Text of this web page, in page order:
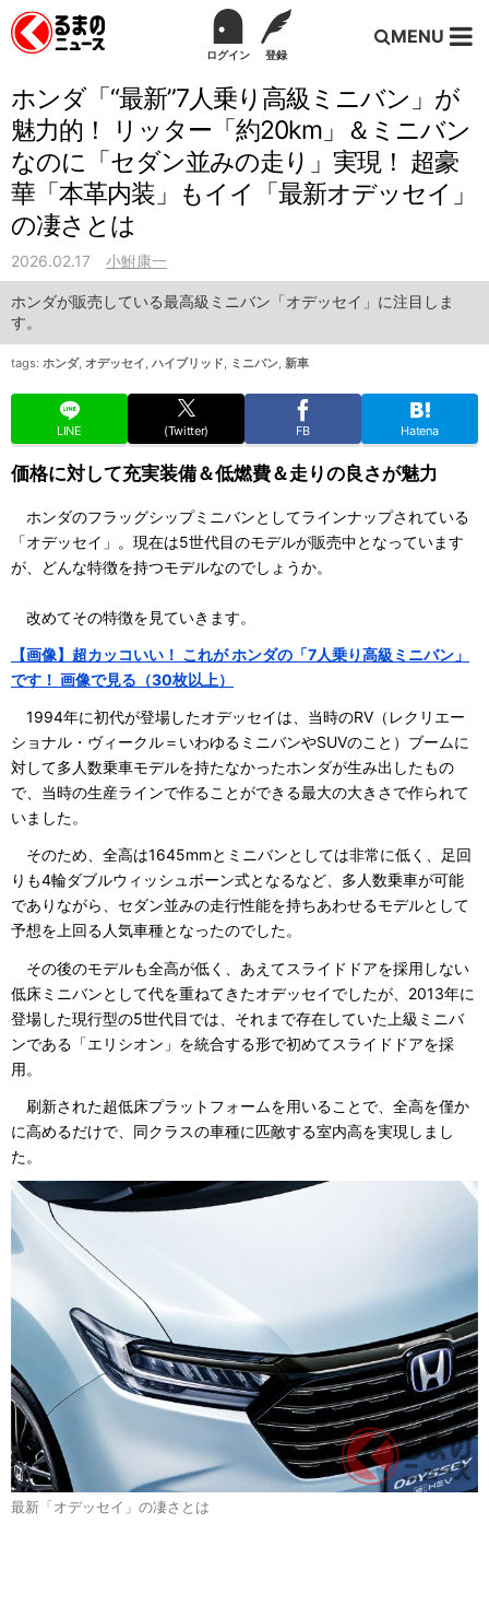
ログイン 登録
MENU
ホンダ「“最新”7人乗り高級ミニバン」が
魅力的！ リッター「約20km」＆ミニバン
なのに「セダン並みの走り」実現！ 超豪
華「本革内装」もイイ「最新オデッセイ」
の凄さとは
2026.02.17 小鮒康一
ホンダが販売している最高級ミニバン「オデッセイ」に注目しま
す。
tags: ホンダ, オデッセイ, ハイブリッド, ミニバン, 新車
LINE (Twitter) FB Hatena
価格に対して充実装備＆低燃費＆走りの良さが魅力
ホンダのフラッグシップミニバンとしてラインナップされている
「オデッセイ」。現在は5世代目のモデルが販売中となっています
が、どんな特徴を持つモデルなのでしょうか。
改めてその特徴を見ていきます。
【画像】超カッコいい！ これが ホンダの「7人乗り高級ミニバン」
です！ 画像で見る（30枚以上）
1994年に初代が登場したオデッセイは、当時のRV（レクリエー
ショナル・ヴィークル＝いわゆるミニバンやSUVのこと）ブームに
対して多人数乗車モデルを持たなかったホンダが生み出したもの
で、当時の生産ラインで作ることができる最大の大きさで作られて
いました。
そのため、全高は1645mmとミニバンとしては非常に低く、足回
りも4輪ダブルウィッシュボーン式となるなど、多人数乗車が可能
でありながら、セダン並みの走行性能を持ちあわせるモデルとして
予想を上回る人気車種となったのでした。
その後のモデルも全高が低く、あえてスライドドアを採用しない
低床ミニバンとして代を重ねてきたオデッセイでしたが、2013年に
登場した現行型の5世代目では、それまで存在していた上級ミニバ
ンである「エリシオン」を統合する形で初めてスライドドアを採
用。
刷新された超低床プラットフォームを用いることで、全高を僅か
に高めるだけで、同クラスの車種に匹敵する室内高を実現しまし
た。
最新「オデッセイ」の凄さとは